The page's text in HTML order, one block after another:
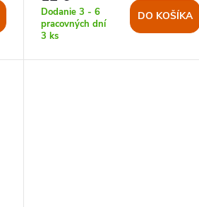
Dodanie 3 - 6
pracovných dní
3 ks
DO KOŠÍKA